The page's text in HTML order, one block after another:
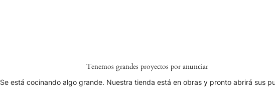
Tenemos grandes proyectos por anunciar
Se está cocinando algo grande. Nuestra tienda está en obras y pronto abrirá sus